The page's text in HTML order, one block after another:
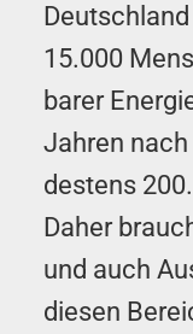
15.000
ba­rer
Jahren
des­tens
Daher
und auch
diesen